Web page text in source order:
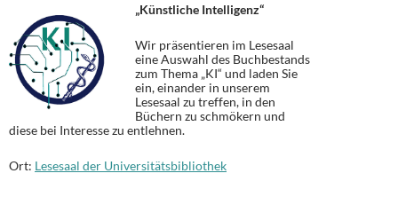
„Künstliche Intelligenz“
Wir präsentieren im Lesesaal
eine Auswahl des Buchbestands
zum Thema „KI“ und laden Sie
ein, einander in unserem
Lesesaal zu treffen, in den
Büchern zu schmökern und
diese bei Interesse zu entlehnen.
Ort: Lesesaal der Universitätsbibliothek